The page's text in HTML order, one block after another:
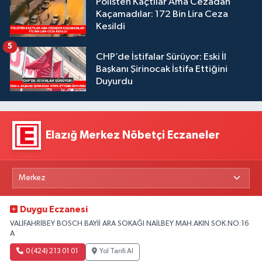
Polisten Kaçtılar Ama Cezadan
Kaçamadılar: 172 Bin Lira Ceza
Kesildi
CHP’de İstifalar Sürüyor: Eski İl
Başkanı Şirinocak İstifa Ettiğini
Duyurdu
5
Elazığ Merkez Nöbetçi Eczaneler
Duygu Eczanesi
VALİFAHRİBEY BOSCH BAYİİ ARA SOKAĞI NAİLBEY MAH.AKIN SOK.NO:16
A
0 (424) 213 01 01 Yol Tarifi Al